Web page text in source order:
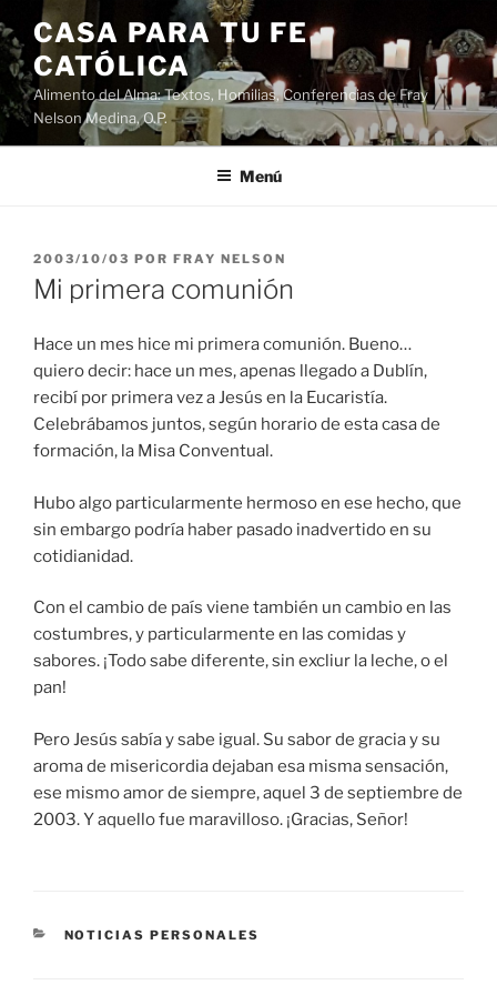
Saltar
al
contenido
CASA PARA TU FE
CATÓLICA
Alimento del Alma: Textos, Homilias, Conferencias de Fray
Nelson Medina, O.P.
Menú
PUBLICADO
EL
2003/10/03 POR FRAY NELSON
Mi primera comunión
Hace un mes hice mi primera comunión. Bueno…
quiero decir: hace un mes, apenas llegado a Dublín,
recibí por primera vez a Jesús en la Eucaristía.
Celebrábamos juntos, según horario de esta casa de
formación, la Misa Conventual.
Hubo algo particularmente hermoso en ese hecho, que
sin embargo podría haber pasado inadvertido en su
cotidianidad.
Con el cambio de país viene también un cambio en las
costumbres, y particularmente en las comidas y
sabores. ¡Todo sabe diferente, sin excliur la leche, o el
pan!
Pero Jesús sabía y sabe igual. Su sabor de gracia y su
aroma de misericordia dejaban esa misma sensación,
ese mismo amor de siempre, aquel 3 de septiembre de
2003. Y aquello fue maravilloso. ¡Gracias, Señor!
CATEGORÍAS
NOTICIAS PERSONALES